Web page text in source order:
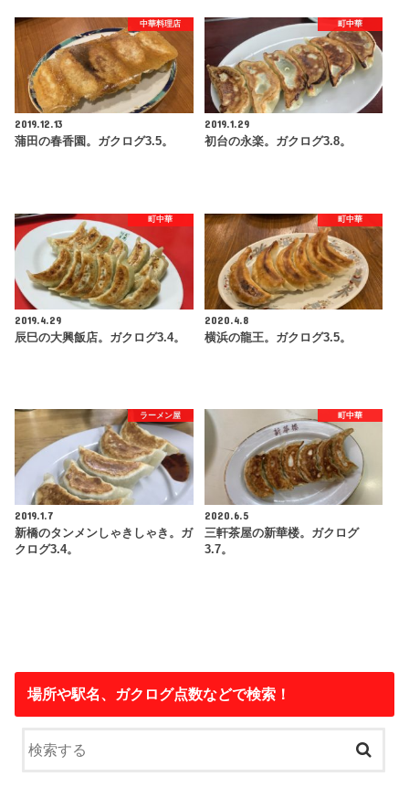
中華料理店
2019.12.13
蒲田の春香園。ガクログ3.5。
町中華
2019.1.29
初台の永楽。ガクログ3.8。
町中華
2019.4.29
辰巳の大興飯店。ガクログ3.4。
町中華
2020.4.8
横浜の龍王。ガクログ3.5。
ラーメン屋
2019.1.7
新橋のタンメンしゃきしゃき。ガ
クログ3.4。
町中華
2020.6.5
三軒茶屋の新華楼。ガクログ
3.7。
場所や駅名、ガクログ点数などで検索！